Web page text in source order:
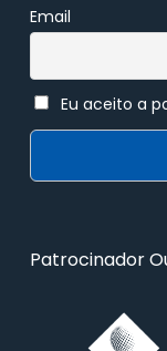
Email
Eu aceito a
Patrocinador